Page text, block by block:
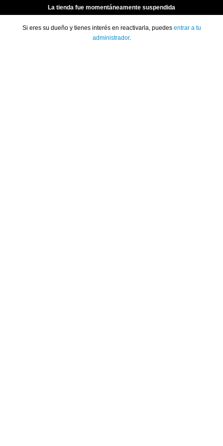
La tienda fue momentáneamente suspendida
Si eres su dueño y tienes interés en reactivarla, puedes entrar a tu
administrador.